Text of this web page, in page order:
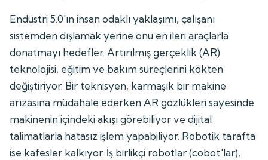
Endüstri 5.0'ın insan odaklı yaklaşımı, çalışanı
sistemden dışlamak yerine onu en ileri araçlarla
donatmayı hedefler. Artırılmış gerçeklik (AR)
teknolojisi, eğitim ve bakım süreçlerini kökten
değiştiriyor. Bir teknisyen, karmaşık bir makine
arızasına müdahale ederken AR gözlükleri sayesinde
makinenin içindeki akışı görebiliyor ve dijital
talimatlarla hatasız işlem yapabiliyor. Robotik tarafta
ise kafesler kalkıyor. İş birlikçi robotlar (cobot'lar),